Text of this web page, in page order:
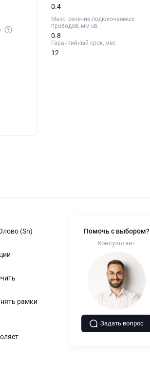
0.4
Макс. сечение подключаемых
проводов, мм кв.
0.8
Гарантийный срок, мес.
12
(Sn)
рамки
Помочь с выбором?
Консультант
Задать вопрос